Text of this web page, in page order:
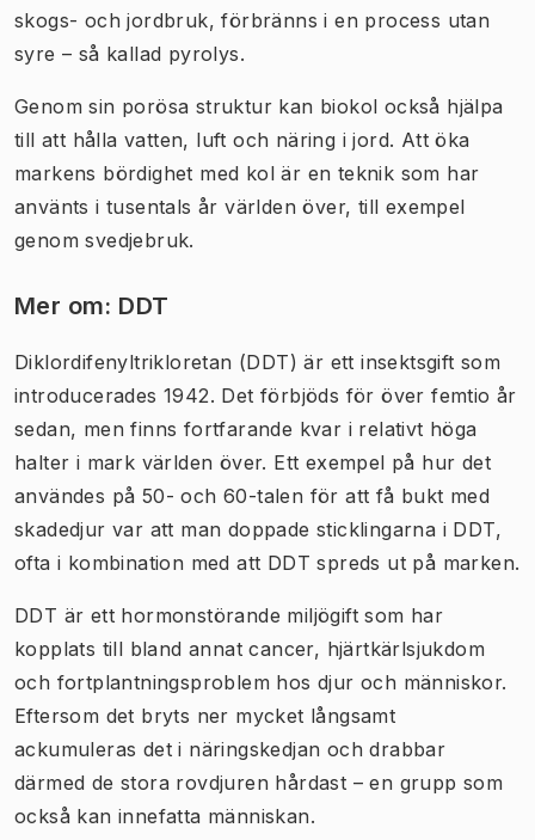
skogs- och jordbruk, förbränns i en process utan
syre – så kallad pyrolys.
Genom sin porösa struktur kan biokol också hjälpa
till att hålla vatten, luft och näring i jord. Att öka
markens bördighet med kol är en teknik som har
använts i tusentals år världen över, till exempel
genom svedjebruk.
Mer om: DDT
Diklordifenyltrikloretan (DDT) är ett insektsgift som
introducerades 1942. Det förbjöds för över femtio år
sedan, men finns fortfarande kvar i relativt höga
halter i mark världen över. Ett exempel på hur det
användes på 50- och 60-talen för att få bukt med
skadedjur var att man doppade sticklingarna i DDT,
ofta i kombination med att DDT spreds ut på marken.
DDT är ett hormonstörande miljögift som har
kopplats till bland annat cancer, hjärtkärlsjukdom
och fortplantningsproblem hos djur och människor.
Eftersom det bryts ner mycket långsamt
ackumuleras det i näringskedjan och drabbar
därmed de stora rovdjuren hårdast – en grupp som
också kan innefatta människan.